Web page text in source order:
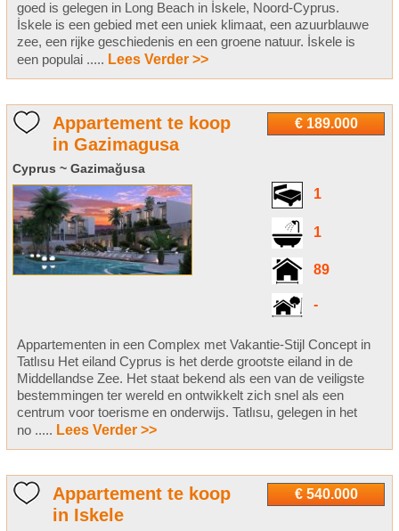
goed is gelegen in Long Beach in İskele, Noord-Cyprus.
İskele is een gebied met een uniek klimaat, een azuurblauwe
zee, een rijke geschiedenis en een groene natuur. İskele is
een populai ..... Lees Verder >>
€ 189.000
Appartement te koop
in Gazimagusa
Cyprus ~ Gazimağusa
1
1
89
-
Appartementen in een Complex met Vakantie-Stijl Concept in
Tatlısu Het eiland Cyprus is het derde grootste eiland in de
Middellandse Zee. Het staat bekend als een van de veiligste
bestemmingen ter wereld en ontwikkelt zich snel als een
centrum voor toerisme en onderwijs. Tatlısu, gelegen in het
no ..... Lees Verder >>
€ 540.000
Appartement te koop
in Iskele